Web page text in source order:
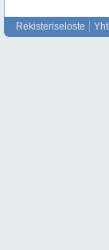
Rekisteriseloste